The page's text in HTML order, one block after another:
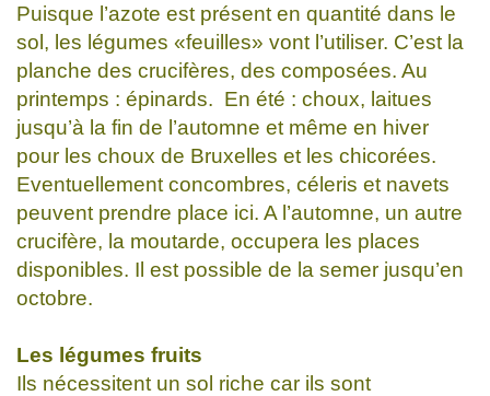
Puisque l’azote est présent en quantité dans le
sol, les légumes «feuilles» vont l’utiliser. C’est la
planche des crucifères, des composées. Au
printemps : épinards. En été : choux, laitues
jusqu’à la fin de l’automne et même en hiver
pour les choux de Bruxelles et les chicorées.
Eventuellement concombres, céleris et navets
peuvent prendre place ici. A l’automne, un autre
crucifère, la moutarde, occupera les places
disponibles. Il est possible de la semer jusqu’en
octobre.
Les légumes fruits
Ils nécessitent un sol riche car ils sont